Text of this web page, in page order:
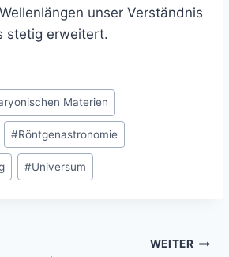
unser Verständnis
stetig erweitert.
Materien
#Röntgenastronomie
#Universum
WEITER